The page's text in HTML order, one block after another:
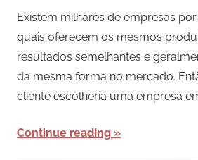
Existem milhares de empresas
quais oferecem os mesmos
resultados semelhantes e
da mesma forma no mercado.
cliente escolheria uma empresa
Continue reading